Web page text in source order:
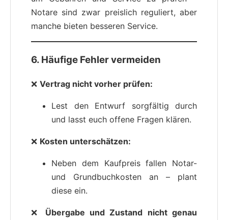
Notare sind zwar preislich reguliert, aber
manche bieten besseren Service.
6. Häufige Fehler vermeiden
❌ Vertrag nicht vorher prüfen:
Lest den Entwurf sorgfältig durch
und lasst euch offene Fragen klären.
❌ Kosten unterschätzen:
Neben dem Kaufpreis fallen Notar-
und Grundbuchkosten an – plant
diese ein.
❌ Übergabe und Zustand nicht genau